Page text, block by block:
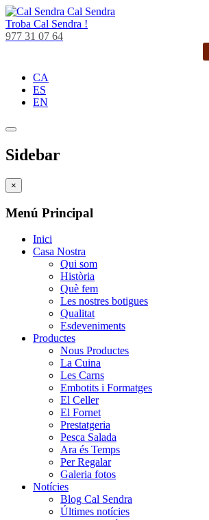
Cal Sendra
Troba Cal Sendra !
977 31 07 64
CA
ES
EN
Sidebar
×
Menú Principal
Inici
Casa Nostra
Qui som
Història
Què fem
Les nostres botigues
Qualitat
Esdeveniments
Productes
Nous Productes
La Cuina
Les Carns
Embotits i Formatges
El Celler
El Fornet
Prestatgeria
Pesca Salada
Ara és Temps
Per Regalar
Galeria fotos
Notícies
Blog Cal Sendra
Últimes notícies